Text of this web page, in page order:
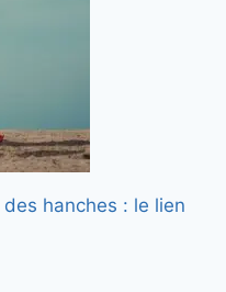
hanches : le lien